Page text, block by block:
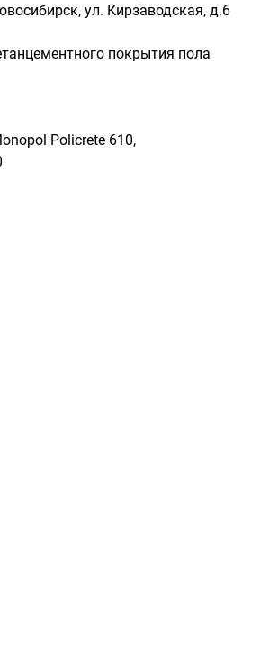
ул. Кирзаводская, д.6
покрытия пола
Policrete 610,